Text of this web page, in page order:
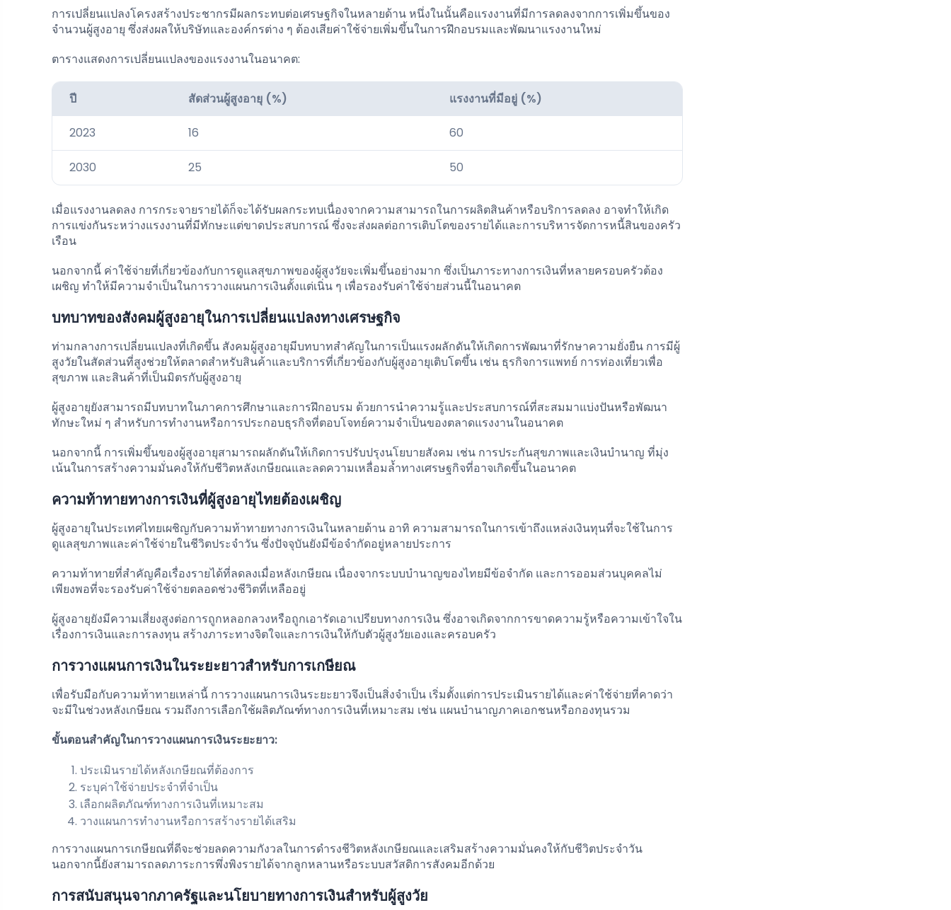
การเปลี่ยนแปลงโครงสร้างประชากรมีผลกระทบต่อเศรษฐกิจในหลายด้าน หนึ่งในนั้นคือแรงงานที่มีการลดลงจากการเพิ่มขึ้นของ
จำนวนผู้สูงอายุ ซึ่งส่งผลให้บริษัทและองค์กรต่าง ๆ ต้องเสียค่าใช้จ่ายเพิ่มขึ้นในการฝึกอบรมและพัฒนาแรงงานใหม่
ตารางแสดงการเปลี่ยนแปลงของแรงงานในอนาคต:
ปี สัดส่วนผู้สูงอายุ (%) แรงงานที่มีอยู่ (%)
2023 16 60
2030 25 50
เมื่อแรงงานลดลง การกระจายรายได้ก็จะได้รับผลกระทบเนื่องจากความสามารถในการผลิตสินค้าหรือบริการลดลง อาจทำให้เกิด
การแข่งกันระหว่างแรงงานที่มีทักษะแต่ขาดประสบการณ์ ซึ่งจะส่งผลต่อการเติบโตของรายได้และการบริหารจัดการหนี้สินของครัว
เรือน
นอกจากนี้ ค่าใช้จ่ายที่เกี่ยวข้องกับการดูแลสุขภาพของผู้สูงวัยจะเพิ่มขึ้นอย่างมาก ซึ่งเป็นภาระทางการเงินที่หลายครอบครัวต้อง
เผชิญ ทำให้มีความจำเป็นในการวางแผนการเงินตั้งแต่เนิ่น ๆ เพื่อรองรับค่าใช้จ่ายส่วนนี้ในอนาคต
บทบาทของสังคมผู้สูงอายุในการเปลี่ยนแปลงทางเศรษฐกิจ
ท่ามกลางการเปลี่ยนแปลงที่เกิดขึ้น สังคมผู้สูงอายุมีบทบาทสำคัญในการเป็นแรงผลักดันให้เกิดการพัฒนาที่รักษาความยั่งยืน การมีผู้
สูงวัยในสัดส่วนที่สูงช่วยให้ตลาดสำหรับสินค้าและบริการที่เกี่ยวข้องกับผู้สูงอายุเติบโตขึ้น เช่น ธุรกิจการแพทย์ การท่องเที่ยวเพื่อ
สุขภาพ และสินค้าที่เป็นมิตรกับผู้สูงอายุ
ผู้สูงอายุยังสามารถมีบทบาทในภาคการศึกษาและการฝึกอบรม ด้วยการนำความรู้และประสบการณ์ที่สะสมมาแบ่งปันหรือพัฒนา
ทักษะใหม่ ๆ สำหรับการทำงานหรือการประกอบธุรกิจที่ตอบโจทย์ความจำเป็นของตลาดแรงงานในอนาคต
นอกจากนี้ การเพิ่มขึ้นของผู้สูงอายุสามารถผลักดันให้เกิดการปรับปรุงนโยบายสังคม เช่น การประกันสุขภาพและเงินบำนาญ ที่มุ่ง
เน้นในการสร้างความมั่นคงให้กับชีวิตหลังเกษียณและลดความเหลื่อมล้ำทางเศรษฐกิจที่อาจเกิดขึ้นในอนาคต
ความท้าทายทางการเงินที่ผู้สูงอายุไทยต้องเผชิญ
ผู้สูงอายุในประเทศไทยเผชิญกับความท้าทายทางการเงินในหลายด้าน อาทิ ความสามารถในการเข้าถึงแหล่งเงินทุนที่จะใช้ในการ
ดูแลสุขภาพและค่าใช้จ่ายในชีวิตประจำวัน ซึ่งปัจจุบันยังมีข้อจำกัดอยู่หลายประการ
ความท้าทายที่สำคัญคือเรื่องรายได้ที่ลดลงเมื่อหลังเกษียณ เนื่องจากระบบบำนาญของไทยมีข้อจำกัด และการออมส่วนบุคคลไม่
เพียงพอที่จะรองรับค่าใช้จ่ายตลอดช่วงชีวิตที่เหลืออยู่
ผู้สูงอายุยังมีความเสี่ยงสูงต่อการถูกหลอกลวงหรือถูกเอารัดเอาเปรียบทางการเงิน ซึ่งอาจเกิดจากการขาดความรู้หรือความเข้าใจใน
เรื่องการเงินและการลงทุน สร้างภาระทางจิตใจและการเงินให้กับตัวผู้สูงวัยเองและครอบครัว
การวางแผนการเงินในระยะยาวสำหรับการเกษียณ
เพื่อรับมือกับความท้าทายเหล่านี้ การวางแผนการเงินระยะยาวจึงเป็นสิ่งจำเป็น เริ่มตั้งแต่การประเมินรายได้และค่าใช้จ่ายที่คาดว่า
จะมีในช่วงหลังเกษียณ รวมถึงการเลือกใช้ผลิตภัณฑ์ทางการเงินที่เหมาะสม เช่น แผนบำนาญภาคเอกชนหรือกองทุนรวม
ขั้นตอนสำคัญในการวางแผนการเงินระยะยาว:
ประเมินรายได้หลังเกษียณที่ต้องการ
ระบุค่าใช้จ่ายประจำที่จำเป็น
เลือกผลิตภัณฑ์ทางการเงินที่เหมาะสม
วางแผนการทำงานหรือการสร้างรายได้เสริม
การวางแผนการเกษียณที่ดีจะช่วยลดความกังวลในการดำรงชีวิตหลังเกษียณและเสริมสร้างความมั่นคงให้กับชีวิตประจำวัน
นอกจากนี้ยังสามารถลดภาระการพึ่งพิงรายได้จากลูกหลานหรือระบบสวัสดิการสังคมอีกด้วย
การสนับสนุนจากภาครัฐและนโยบายทางการเงินสำหรับผู้สูงวัย